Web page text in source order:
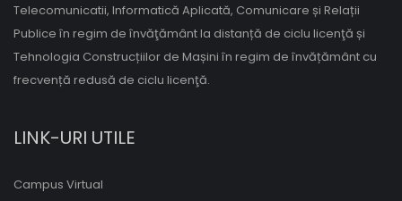
Telecomunicatii, Informatică Aplicată, Comunicare și Relații
Publice în regim de învăţământ la distanță de ciclu licenţă și
Tehnologia Construcțiilor de Mașini în regim de învățământ cu
frecvență redusă de ciclu licenţă.
LINK-URI UTILE
Campus Virtual